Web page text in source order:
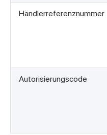
Händlerreferenznummer
Autorisierungscode